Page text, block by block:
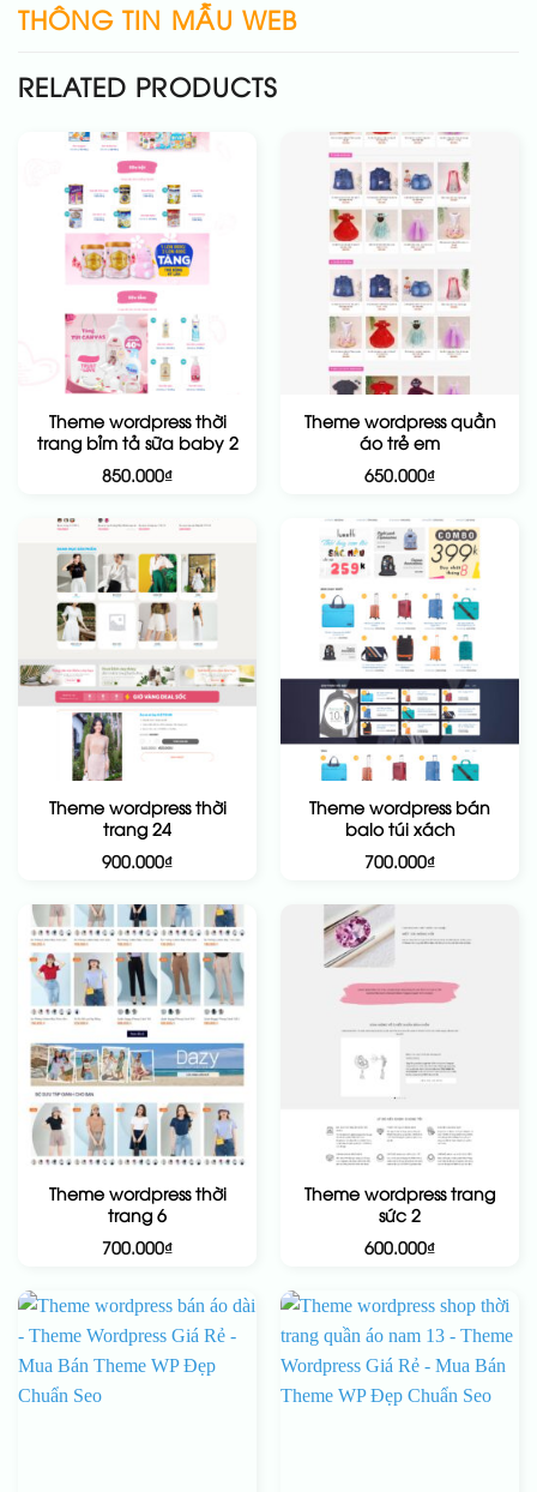
THÔNG TIN MẪU WEB
RELATED PRODUCTS
Theme wordpress thời
trang bỉm tả sữa baby 2
850.000₫
Theme wordpress quần
áo trẻ em
650.000₫
Theme wordpress thời
trang 24
900.000₫
Theme wordpress bán
balo túi xách
700.000₫
Theme wordpress thời
trang 6
700.000₫
Theme wordpress trang
sức 2
600.000₫